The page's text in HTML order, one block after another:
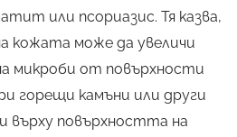
или псориазис. Тя казва,
кожата може да увеличи
микроби от повърхности
горещи камъни или други
върху повърхността на